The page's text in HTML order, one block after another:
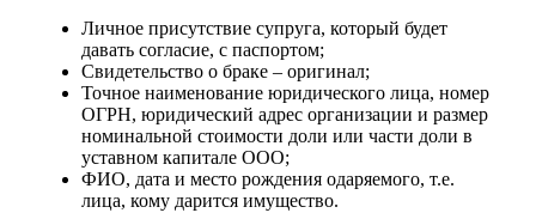
Личное присутствие супруга, который будет
давать согласие, с паспортом;
Свидетельство о браке – оригинал;
Точное наименование юридического лица, номер
ОГРН, юридический адрес организации и размер
номинальной стоимости доли или части доли в
уставном капитале ООО;
ФИО, дата и место рождения одаряемого, т.е.
лица, кому дарится имущество.